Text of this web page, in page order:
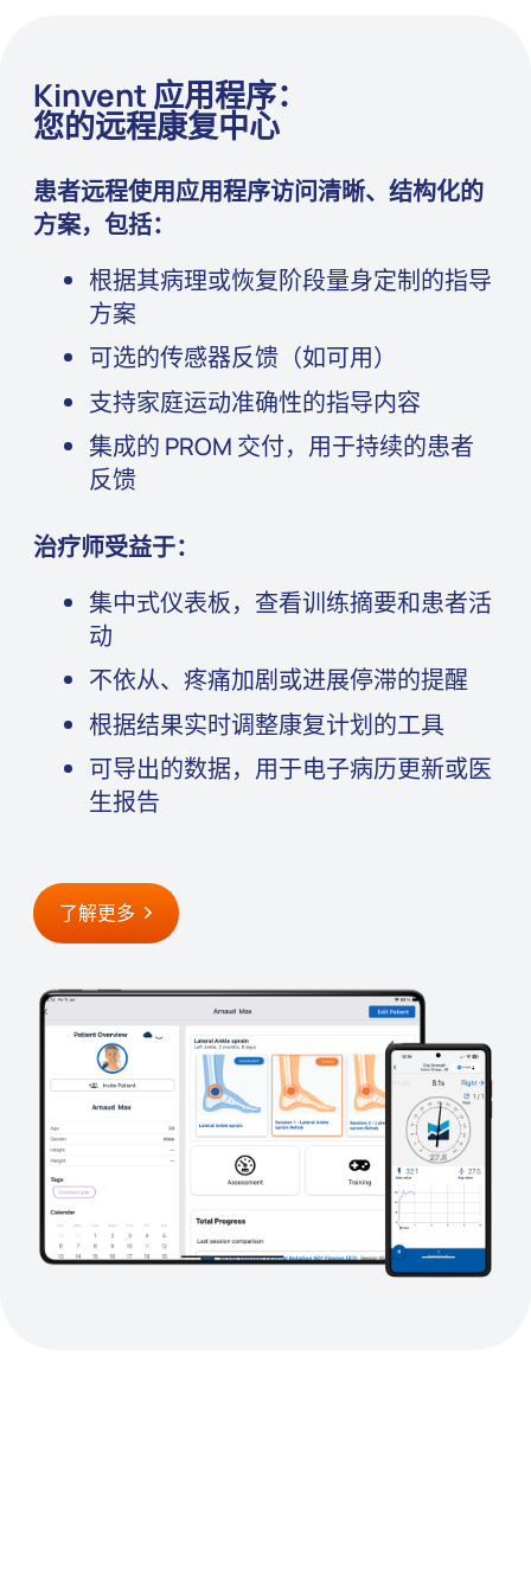
Kinvent 应用程序：
您的远程康复中心
患者远程使用应用程序访问清晰、结构化的
方案，包括：
根据其病理或恢复阶段量身定制的指导
方案
可选的传感器反馈（如可用）
支持家庭运动准确性的指导内容
集成的 PROM 交付，用于持续的患者
反馈
治疗师受益于：
集中式仪表板，查看训练摘要和患者活
动
不依从、疼痛加剧或进展停滞的提醒
根据结果实时调整康复计划的工具
可导出的数据，用于电子病历更新或医
生报告
了解更多